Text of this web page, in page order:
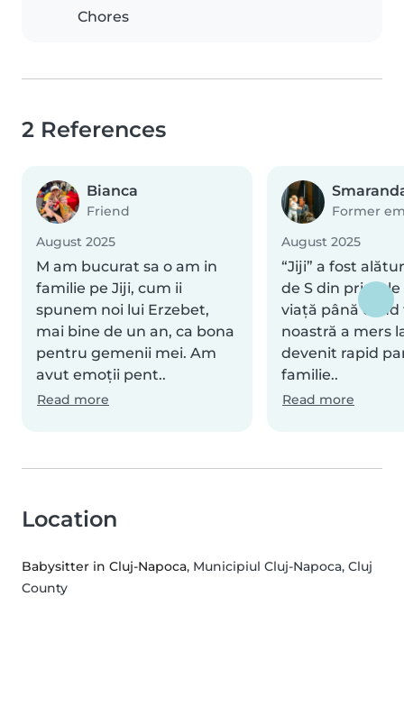
Chores
2 References
Bianca
Friend
August 2025
M am bucurat sa o am in
familie pe Jiji, cum ii
spunem noi lui Erzebet,
mai bine de un an, ca bona
pentru gemenii mei. Am
avut emoții pent..
Read more
Former
August 2025
“Jiji” a fost
de S din
viață până
noastră a mers
devenit rapid
familie..
Read more
Location
Babysitter in Cluj-Napoca, Municipiul Cluj-Napoca, Cluj
County